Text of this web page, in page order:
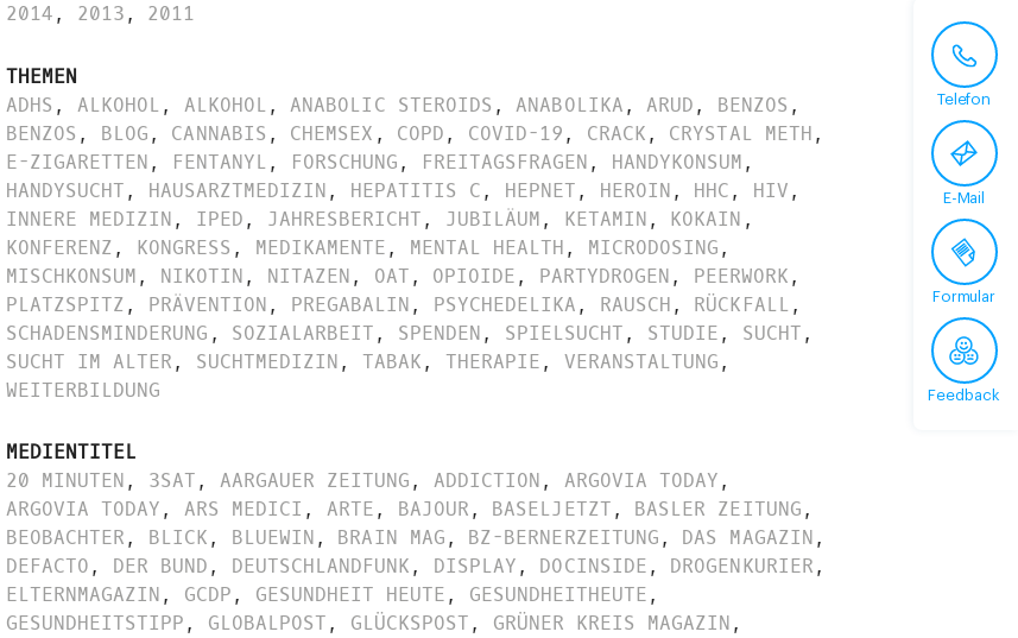
2014, 2013, 2011
THEMEN
ADHS , ALKOHOL, ALKOHOL, ANABOLIC STEROIDS , ANABOLIKA, ARUD, BENZOS ,
BENZOS , BLOG, CANNABIS , CHEMSEX , COPD, COVID-19, CRACK, CRYSTAL METH,
E-ZIGARETTEN, FENTANYL, FORSCHUNG, FREITAGSFRAGEN, HANDYKONSUM,
HANDYSUCHT, HAUSARZTMEDIZIN, HEPATITIS C, HEPNET, HEROIN, HHC, HIV,
INNERE MEDIZIN, IPED, JAHRESBERICHT, JUBILÄUM, KETAMIN, KOKAIN ,
KONFERENZ, KONGRESS , MEDIKAMENTE, MENTAL HEALTH, MICRODOSING,
MISCHKONSUM, NIKOTIN, NITAZEN, OAT, OPIOIDE, PARTYDROGEN, PEERWORK,
PLATZSPITZ, PRÄVENTION, PREGABALIN, PSYCHEDELIKA, RAUSCH, RÜCKFALL,
SCHADENSMINDERUNG , SOZIALARBEIT, SPENDEN, SPIELSUCHT, STUDIE, SUCHT,
SUCHT IM ALTER, SUCHTMEDIZIN, TABAK, THERAPIE, VERANSTALTUNG,
WEITERBILDUNG
MEDIENTITEL
20 MINUTEN, 3SAT, AARGAUER ZEITUNG, ADDICTION, ARGOVIA TODAY,
ARGOVIA TODAY, ARS MEDICI , ARTE, BAJOUR, BASELJETZT, BASLER ZEITUNG,
BEOBACHTER, BLICK, BLUEWIN, BRAIN MAG, BZ-BERNERZEITUNG, DAS MAGAZIN,
DEFACTO, DER BUND, DEUTSCHLANDFUNK, DISPLAY, DOCINSIDE, DROGENKURIER,
ELTERNMAGAZIN, GCDP, GESUNDHEIT HEUTE, GESUNDHEITHEUTE,
GESUNDHEITSTIPP, GLOBALPOST, GLÜCKSPOST, GRÜNER KREIS MAGAZIN,
Telefon
E-Mail
Formular
Feedback